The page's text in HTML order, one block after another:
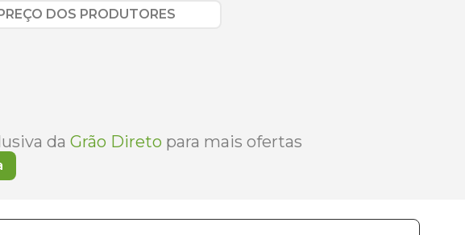
DOS PRODUTORES
da Grão Direto para mais ofertas